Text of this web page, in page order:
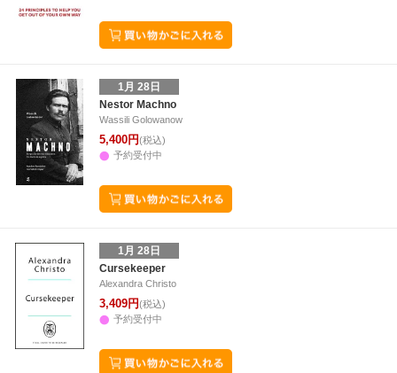
1月 28日
Nestor Machno
Wassili Golowanow
5,400円(税込)
予約受付中
1月 28日
Cursekeeper
Alexandra Christo
3,409円(税込)
予約受付中